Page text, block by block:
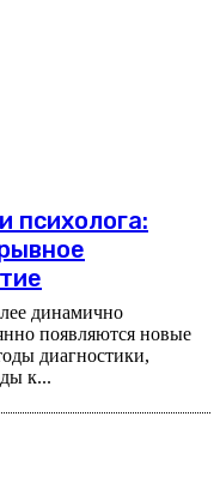
психолога:
динамично
появляются новые
диагностики,
к...